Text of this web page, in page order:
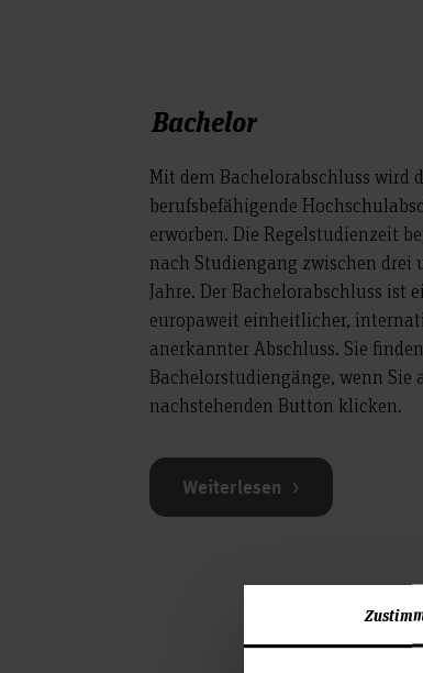
Bachelor
Mit dem Bachelorabschluss wird
berufsbefähigende
erworben. Die Regelstudienzeit
nach Studiengang zwischen drei
Jahre. Der Bachelorabschluss ist
europaweit einheitlicher,
anerkannter Abschluss. Sie
Bachelorstudiengänge, wenn Sie
nachstehenden Button klicken.
Weiterlesen